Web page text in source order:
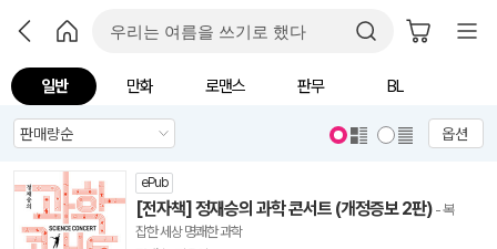
일반 만화 로맨스 판무 BL
옵션
ePub
[전자책] 정재승의 과학 콘서트 (개정증보 2판) - 복
잡한 세상 명쾌한 과학